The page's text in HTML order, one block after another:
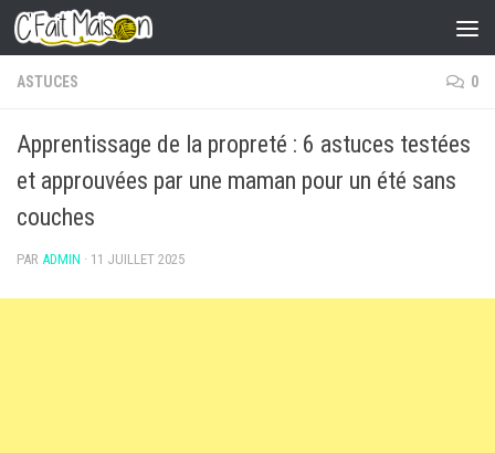
Skip to content
ASTUCES 0
Apprentissage de la propreté : 6 astuces testées
et approuvées par une maman pour un été sans
couches
PAR ADMIN · 11 JUILLET 2025